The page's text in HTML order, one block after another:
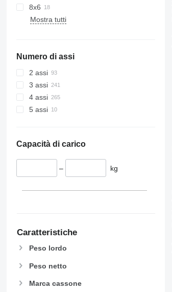
8x6
Mostra tutti
Numero di assi
2 assi
3 assi
4 assi
5 assi
Capacità di carico
– kg
Caratteristiche
Peso lordo
Peso netto
Marca cassone